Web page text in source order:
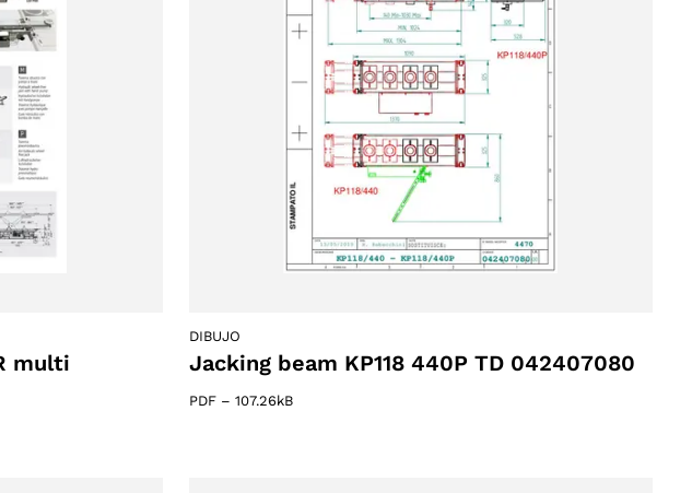
multi
DIBUJO
Jacking beam KP118 440P TD 042407080
PDF – 107.26kB